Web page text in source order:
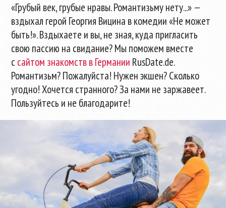
«Грубый век, грубые нравы. Романтизьму нету...» —
вздыхал герой Георгия Вицина в комедии «Не может
быть!». Вздыхаете и вы, не зная, куда пригласить
свою пассию на свидание? Мы поможем вместе
с сайтом знакомств в Германии RusDate.de.
Романтизьм? Пожалуйста! Нужен экшен? Сколько
угодно! Хочется странного? За нами не заржавеет.
Пользуйтесь и не благодарите!